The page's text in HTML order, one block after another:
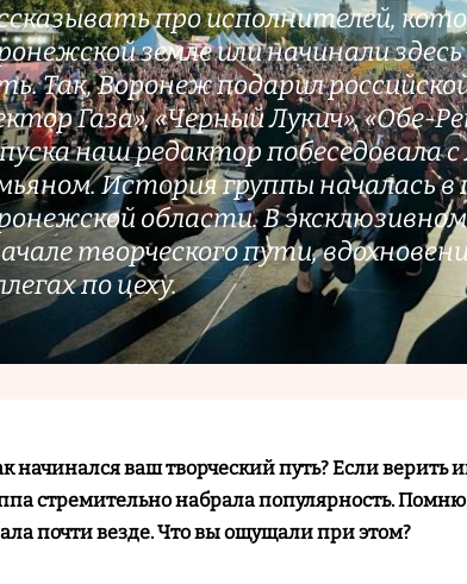
про исполнителей,
земле или начинали
Так, Воронеж подарил
Газа», «Черный Лукич», «Обе-
наш редактор побеседовала
История группы началась в
области. В
творческого пути,
по цеху.
начинался ваш творческий путь? Если
стремительно набрала популярность.
почти везде. Что вы ощущали при этом?